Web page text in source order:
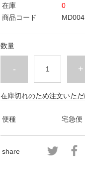
在庫
0
商品コード
MD004
数量
- +
在庫切れのため注文いただ
便種 宅急便
share